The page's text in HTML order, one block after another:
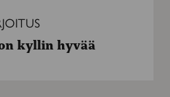
kyllin hyvää